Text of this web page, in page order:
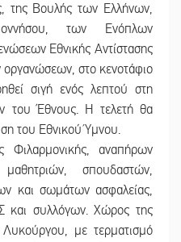
της Βουλής των Ελλήνων,
των Ενόπλων
Εθνικής Αντίστασης
οργανώσεων, στο κενοτάφιο
σιγή ενός λεπτού στη
του Έθνους. Η τελετή θα
του Εθνικού Ύμνου.
Φιλαρμονικής, αναπήρων
σπουδαστών,
και σωμάτων ασφαλείας,
συλλόγων. Χώρος της
με τερματισμό